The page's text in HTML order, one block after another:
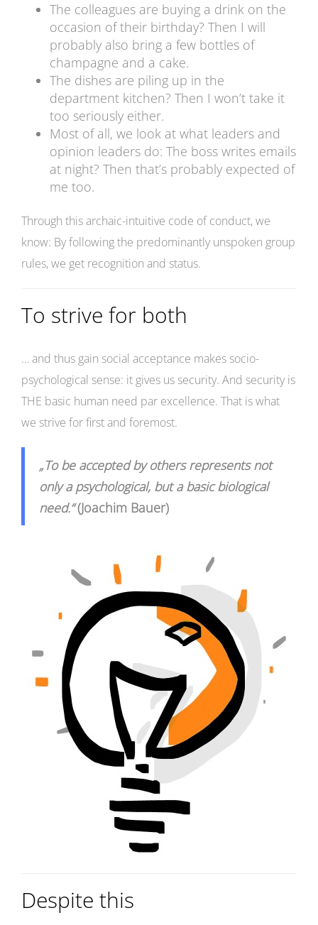
The colleagues are buying a drink on the
occasion of their birthday? Then I will
probably also bring a few bottles of
champagne and a cake.
The dishes are piling up in the
department kitchen? Then I won’t take it
too seriously either.
Most of all, we look at what leaders and
opinion leaders do: The boss writes emails
at night? Then that’s probably expected of
me too.
Through this archaic-intuitive code of conduct, we
know: By following the predominantly unspoken group
rules, we get recognition and status.
To strive for both
… and thus gain social acceptance makes socio-
psychological sense: it gives us security. And security is
THE basic human need par excellence. That is what
we strive for first and foremost.
„To be accepted by others represents not
only a psychological, but a basic biological
need.“(Joachim Bauer)
Despite this